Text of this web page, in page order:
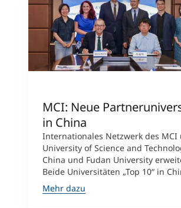
MCI: Neue
in China
Internationales Netzwerk des MCI
University of Science and
China und Fudan University
Beide Universitäten „Top 10“ in
Mehr dazu